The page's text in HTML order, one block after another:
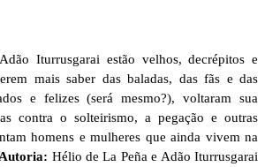
Iturrusgarai estão velhos, decrépitos e
mais saber das baladas, das fãs e das
e felizes (será mesmo?), voltaram sua
contra o solteirismo, a pegação e outras
homens e mulheres que ainda vivem na
Autoria: Hélio de La Peña e Adão Iturrusgarai